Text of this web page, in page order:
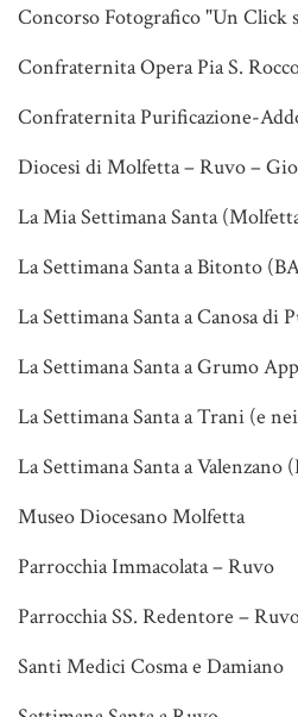
Concorso Fotografico "Un Click
Confraternita Opera Pia S.
Confraternita Purificazione-
Diocesi di Molfetta – Ruvo –
La Mia Settimana Santa
La Settimana Santa a Bitonto
La Settimana Santa a Canosa di
La Settimana Santa a Grumo
La Settimana Santa a Trani (e
La Settimana Santa a Valenzano
Museo Diocesano Molfetta
Parrocchia Immacolata – Ruvo
Parrocchia SS. Redentore –
Santi Medici Cosma e Damiano